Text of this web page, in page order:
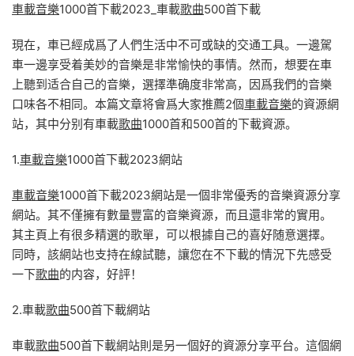
車載音樂1000首下載2023_車載歌曲500首下載
現在，車已經成爲了人們生活中不可或缺的交通工具。一邊駕
車一邊享受着美妙的音樂是非常愉快的事情。然而，想要在車
上聽到适合自己的音樂，選擇準确度非常高，因爲我們的音樂
口味各不相同。本篇文章将會爲大家推薦2個車載音樂的資源網
站，其中分别有車載歌曲1000首和500首的下載資源。
1.車載音樂1000首下載2023網站
車載音樂1000首下載2023網站是一個非常優秀的音樂資源分享
網站。其不僅擁有數量豐富的音樂資源，而且還非常的實用。
其主頁上有很多精選的歌單，可以根據自己的喜好随意選擇。
同時，該網站也支持在線試聽，讓您在不下載的情況下先感受
一下歌曲的内容，好評！
2.車載歌曲500首下載網站
車載歌曲500首下載網站則是另一個好的資源分享平台。這個網